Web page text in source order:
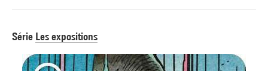
Série Les expositions